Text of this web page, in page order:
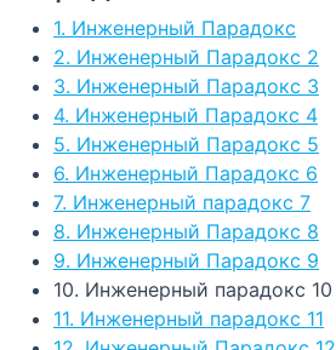
1. Инженерный Парадокс
2. Инженерный Парадокс 2
3. Инженерный Парадокс 3
4. Инженерный Парадокс 4
5. Инженерный Парадокс 5
6. Инженерный Парадокс 6
7. Инженерный парадокс 7
8. Инженерный Парадокс 8
9. Инженерный Парадокс 9
10. Инженерный парадокс 10
11. Инженерный парадокс 11